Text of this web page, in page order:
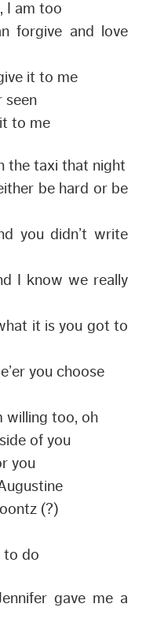
I am too
forgive and love
it to me
seen
to me
the taxi that night
be hard or be
you didn’t write
I know we really
it is you got to
you choose
willing too, oh
of you
you
(?)
to do
gave me a